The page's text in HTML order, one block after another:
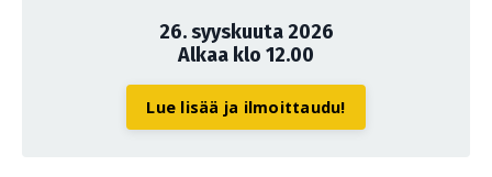
26. syyskuuta 2026
Alkaa klo 12.00
Lue lisää ja ilmoittaudu!